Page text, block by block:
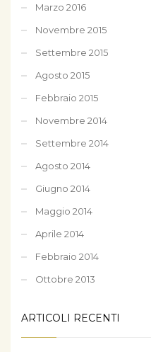
Marzo 2016
Novembre 2015
Settembre 2015
Agosto 2015
Febbraio 2015
Novembre 2014
Settembre 2014
Agosto 2014
Giugno 2014
Maggio 2014
Aprile 2014
Febbraio 2014
Ottobre 2013
ARTICOLI RECENTI